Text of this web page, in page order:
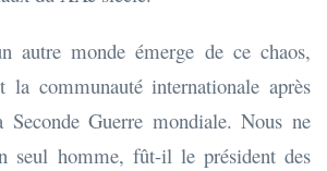
autre monde émerge de ce chaos,
communauté internationale après
Guerre mondiale. Nous ne
seul homme, fût-il le président des